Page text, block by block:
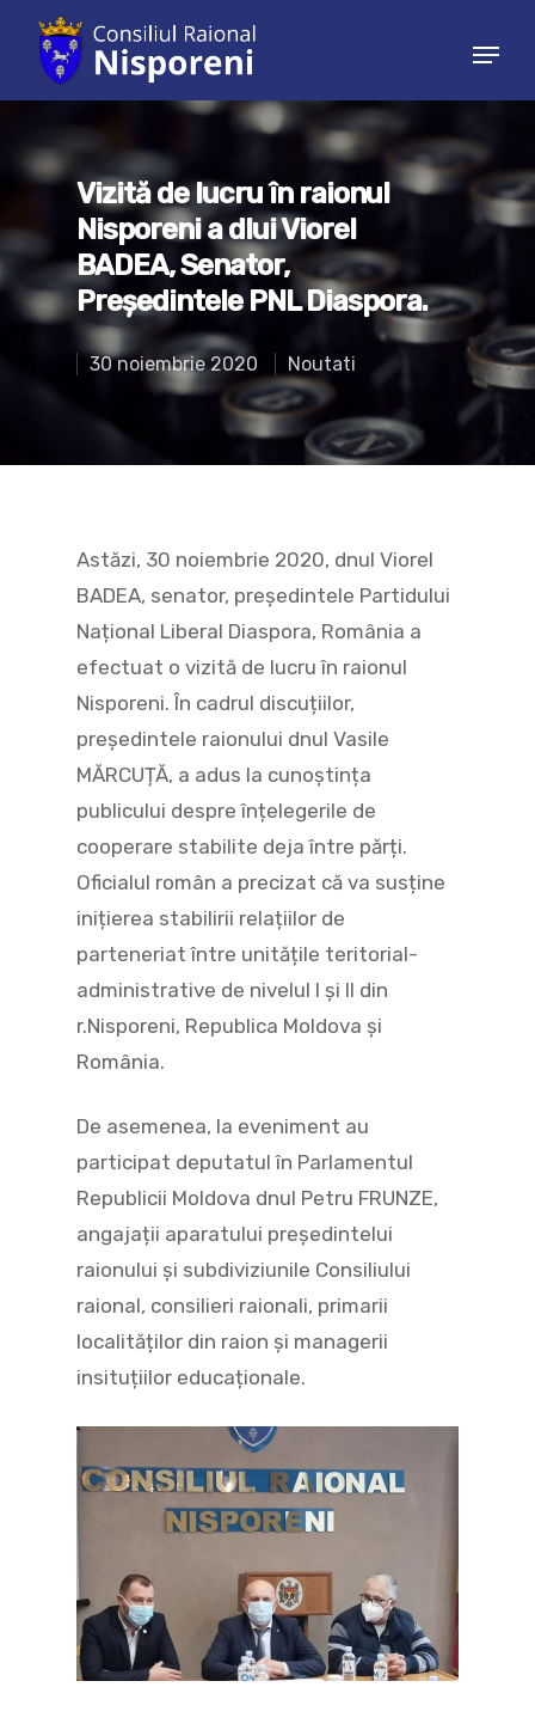
Hit enter to search or ESC to close
Vizită de lucru în raionul
Nisporeni a dlui Viorel
BADEA, Senator,
Președintele PNL Diaspora.
30 noiembrie 2020 Noutati
Astăzi, 30 noiembrie 2020, dnul Viorel
BADEA, senator, președintele Partidului
Național Liberal Diaspora, România a
efectuat o vizită de lucru în raionul
Nisporeni. În cadrul discuțiilor,
președintele raionului dnul Vasile
MĂRCUȚĂ, a adus la cunoștința
publicului despre înțelegerile de
cooperare stabilite deja între părți.
Oficialul român a precizat că va susține
inițierea stabilirii relațiilor de
parteneriat între unitățile teritorial-
administrative de nivelul I și II din
r.Nisporeni, Republica Moldova și
România.
De asemenea, la eveniment au
participat deputatul în Parlamentul
Republicii Moldova dnul Petru FRUNZE,
angajații aparatului președintelui
raionului şi subdiviziunile Consiliului
raional, consilieri raionali, primarii
localităților din raion și managerii
insituțiilor educaționale.